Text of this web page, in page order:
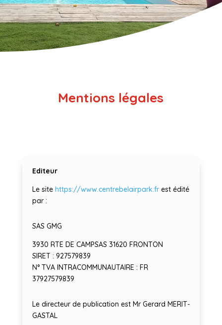
Mentions légales
Editeur
Le site https://www.centrebelairpark.frest édité
par :
SAS GMG
3930 RTE DE CAMPSAS 31620 FRONTON
SIRET : 927579839
N° TVA INTRACOMMUNAUTAIRE : FR
37927579839
Le directeur de publication est Mr Gerard MERIT-
GASTAL